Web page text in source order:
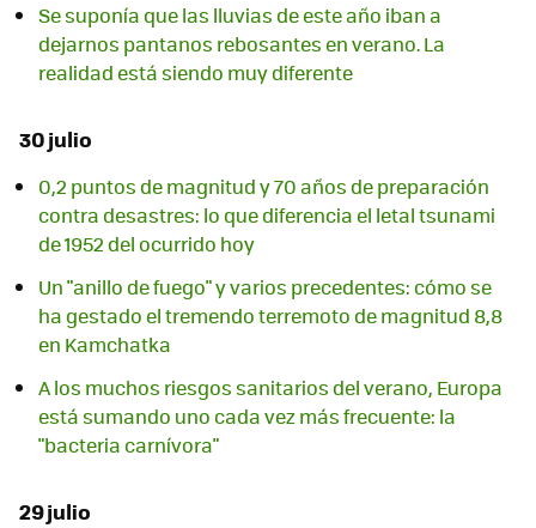
Se suponía que las lluvias de este año iban a
dejarnos pantanos rebosantes en verano. La
realidad está siendo muy diferente
30 julio
0,2 puntos de magnitud y 70 años de preparación
contra desastres: lo que diferencia el letal tsunami
de 1952 del ocurrido hoy
Un "anillo de fuego" y varios precedentes: cómo se
ha gestado el tremendo terremoto de magnitud 8,8
en Kamchatka
A los muchos riesgos sanitarios del verano, Europa
está sumando uno cada vez más frecuente: la
"bacteria carnívora"
29 julio